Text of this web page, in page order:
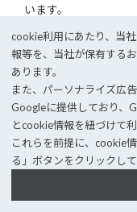
います。
業界シェアトップク
専門の課題解決アド
ます。
産廃ソフト（産業廃
ご相談ください。
cookie利⽤にあたり、当
報等を、当社が保有する
あります。
また、パーソナライズ広
Googleに提供しており、
とcookie情報を紐づけて
これらを前提に、cookie
る」ボタンをクリックして